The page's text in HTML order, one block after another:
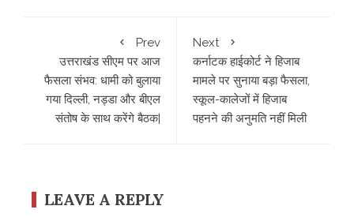
Prev
उत्तराखंड सीएम पर आज
फैसला संभव: धामी को बुलाया
गया दिल्ली, नड्डा और बीएल
संतोष के साथ करेंगे बैठक|
Next
कर्नाटक हाईकोर्ट ने हिजाब
मामले पर सुनाया बड़ा फैसला,
स्कूल-कालेजों में हिजाब
पहनने की अनुमति नहीं मिली
LEAVE A REPLY